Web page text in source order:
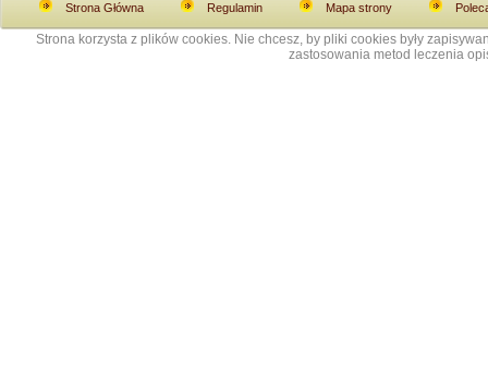
Strona Główna Regulamin Mapa strony
Strona korzysta z plików cookies. Nie chcesz, by pliki cookies były
zastosowania metod leczenia